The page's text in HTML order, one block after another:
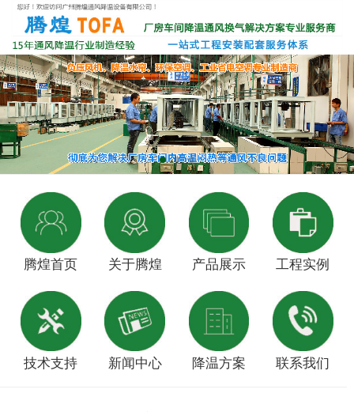
腾煌首页 关于腾煌 产品展示 工程实例
技术支持 新闻中心 降温方案 联系我们